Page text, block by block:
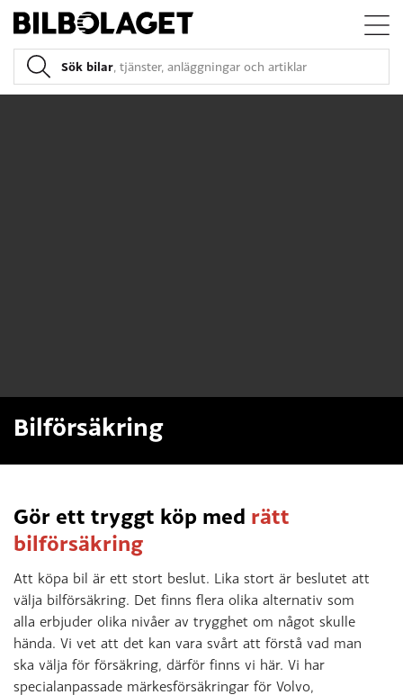
Sök bilar, tjänster, anläggningar och artiklar
Bilförsäkring
Gör ett tryggt köp med rätt
bilförsäkring
Att köpa bil är ett stort beslut. Lika stort är beslutet att
välja bilförsäkring. Det finns flera olika alternativ som
alla erbjuder olika nivåer av trygghet om något skulle
hända. Vi vet att det kan vara svårt att förstå vad man
ska välja för försäkring, därför finns vi här. Vi har
specialanpassade märkesförsäkringar för Volvo,